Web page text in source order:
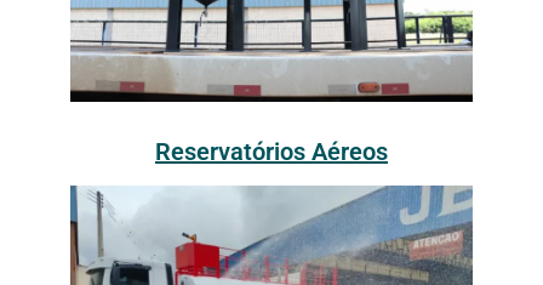
Reservatórios Aéreos